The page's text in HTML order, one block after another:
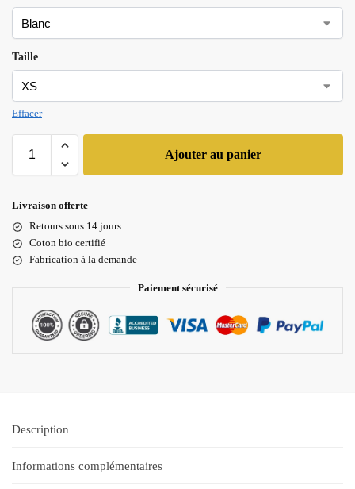
Taille
Effacer
Ajouter au panier
Livraison offerte
Retours sous 14 jours
Coton bio certifié
Fabrication à la demande
Paiement sécurisé
Description
Informations complémentaires